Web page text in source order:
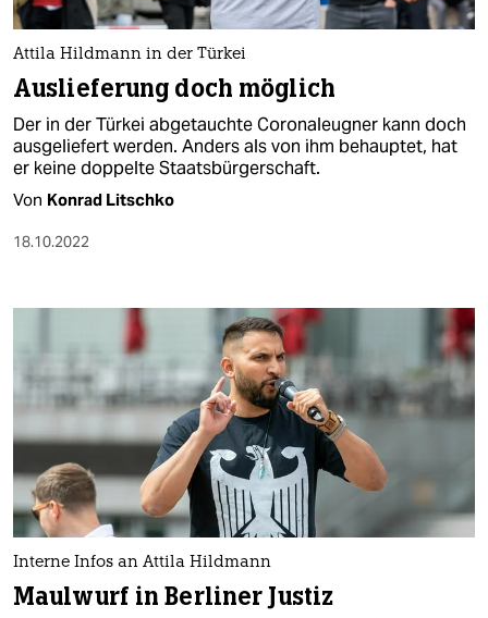
nord
wahrheit
verlag
verlag
veranstaltungen
unterstützen
genossenschaft
epaper login
Attila Hildmann in der Türkei
Auslieferung doch möglich
Der in der Türkei abgetauchte Coronaleugner kann doch
ausgeliefert werden. Anders als von ihm behauptet, hat
er keine doppelte Staatsbürgerschaft.
Von Konrad Litschko
18.10.2022
Interne Infos an Attila Hildmann
Maulwurf in Berliner Justiz